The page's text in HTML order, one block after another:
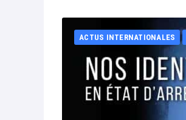
ACTUS INTERNATIONALES